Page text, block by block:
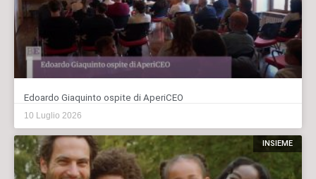
Edoardo Giaquinto ospite di AperiCEO
10 Luglio 2026
INSIEME